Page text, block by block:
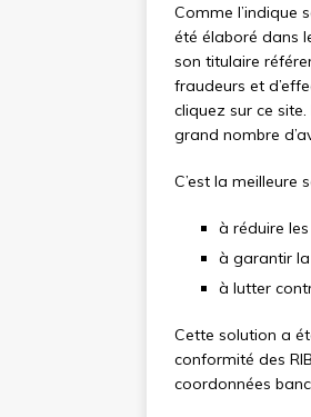
Comme l’indique
été élaboré dans
son titulaire
fraudeurs et
cliquez sur ce
grand nombre
C’est la meilleure
à réduire
à garantir
à lutter
Cette solution a
conformité des
coordonnées